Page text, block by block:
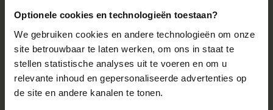
Optionele cookies en technologieën toestaan?
We gebruiken cookies en andere technologieën om onze
site betrouwbaar te laten werken, om ons in staat te
stellen statistische analyses uit te voeren en om u
relevante inhoud en gepersonaliseerde advertenties op
de site en andere kanalen te tonen.
gestelde vragen.
Denk hierbij bijvoorbeeld aan vragen als:
• Wanneer gaat mijn reis gegarandeerd door?
• Hoe zit het met de betaling van mijn reis?
• Ik kan bij jullie mijn eigen vlucht kiezen. Hoe werkt dat?
• Kan ik voor vertrek een specifieke stoel in het vliegtuig